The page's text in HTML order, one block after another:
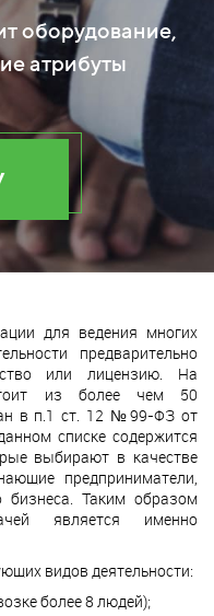
оборудование,
атрибуты
для ведения многих
предварительно
или лицензию. На
из более чем 50
в п.1 ст. 12 №99-ФЗ от
списке содержится
выбирают в качестве
предприниматели,
бизнеса. Таким образом
является именно
видов деятельности:
более 8 людей);